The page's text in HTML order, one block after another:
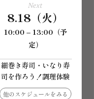
Next
8.18（火）
10:00 – 13:00（予
定）
細巻き寿司・いなり寿
司を作ろう！調理体験
他のスケジュールをみる